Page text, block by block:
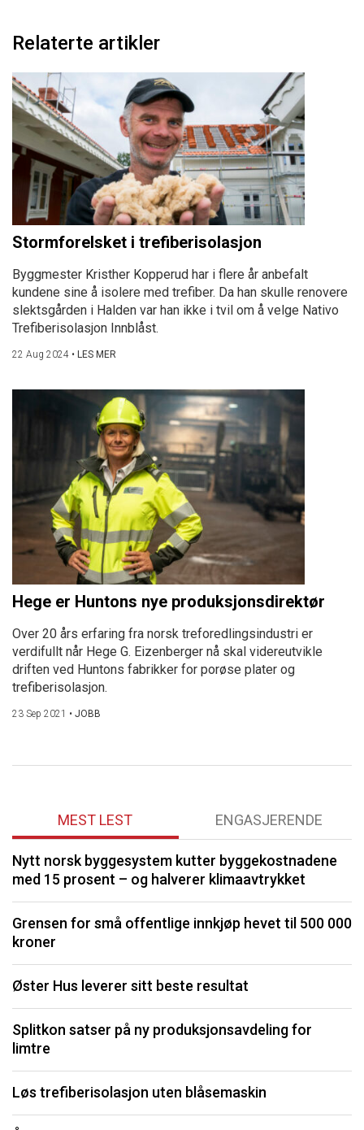
Relaterte artikler
Stormforelsket i trefiberisolasjon
Byggmester Kristher Kopperud har i flere år anbefalt
kundene sine å isolere med trefiber. Da han skulle renovere
slektsgården i Halden var han ikke i tvil om å velge Nativo
Trefiberisolasjon Innblåst.
22 Aug 2024 • LES MER
Hege er Huntons nye produksjonsdirektør
Over 20 års erfaring fra norsk treforedlingsindustri er
verdifullt når Hege G. Eizenberger nå skal videreutvikle
driften ved Huntons fabrikker for porøse plater og
trefiberisolasjon.
23 Sep 2021 • JOBB
MEST LEST ENGASJERENDE
Nytt norsk byggesystem kutter byggekostnadene
med 15 prosent – og halverer klimaavtrykket
Grensen for små offentlige innkjøp hevet til 500 000
kroner
Øster Hus leverer sitt beste resultat
Splitkon satser på ny produksjonsavdeling for
limtre
Løs trefiberisolasjon uten blåsemaskin